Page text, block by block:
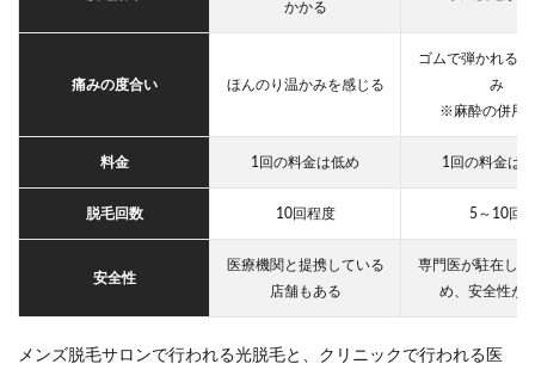
痛み
が伴
施術
かかる
痛みの度合い ほんのり温かみを感じる
ゴムで弾かれる
み
※麻酔の併用
料金 1回の料金は低め 1回の料金は
脱毛回数 10回程度 5～10回
安全性
医療機関と提携している
店舗もある
専門医が駐在して
め、安全性が
メンズ脱毛サロンで行われる光脱毛と、クリニックで行われる医